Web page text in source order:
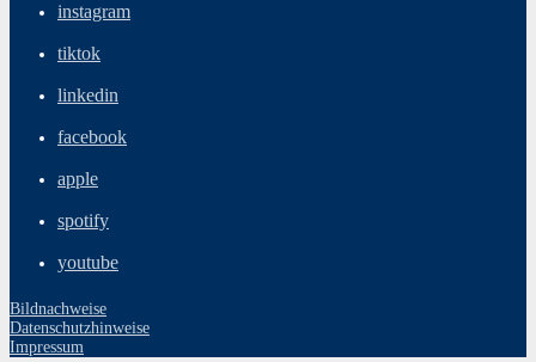
instagram
tiktok
linkedin
facebook
apple
spotify
youtube
Bildnachweise
Datenschutzhinweise
Impressum